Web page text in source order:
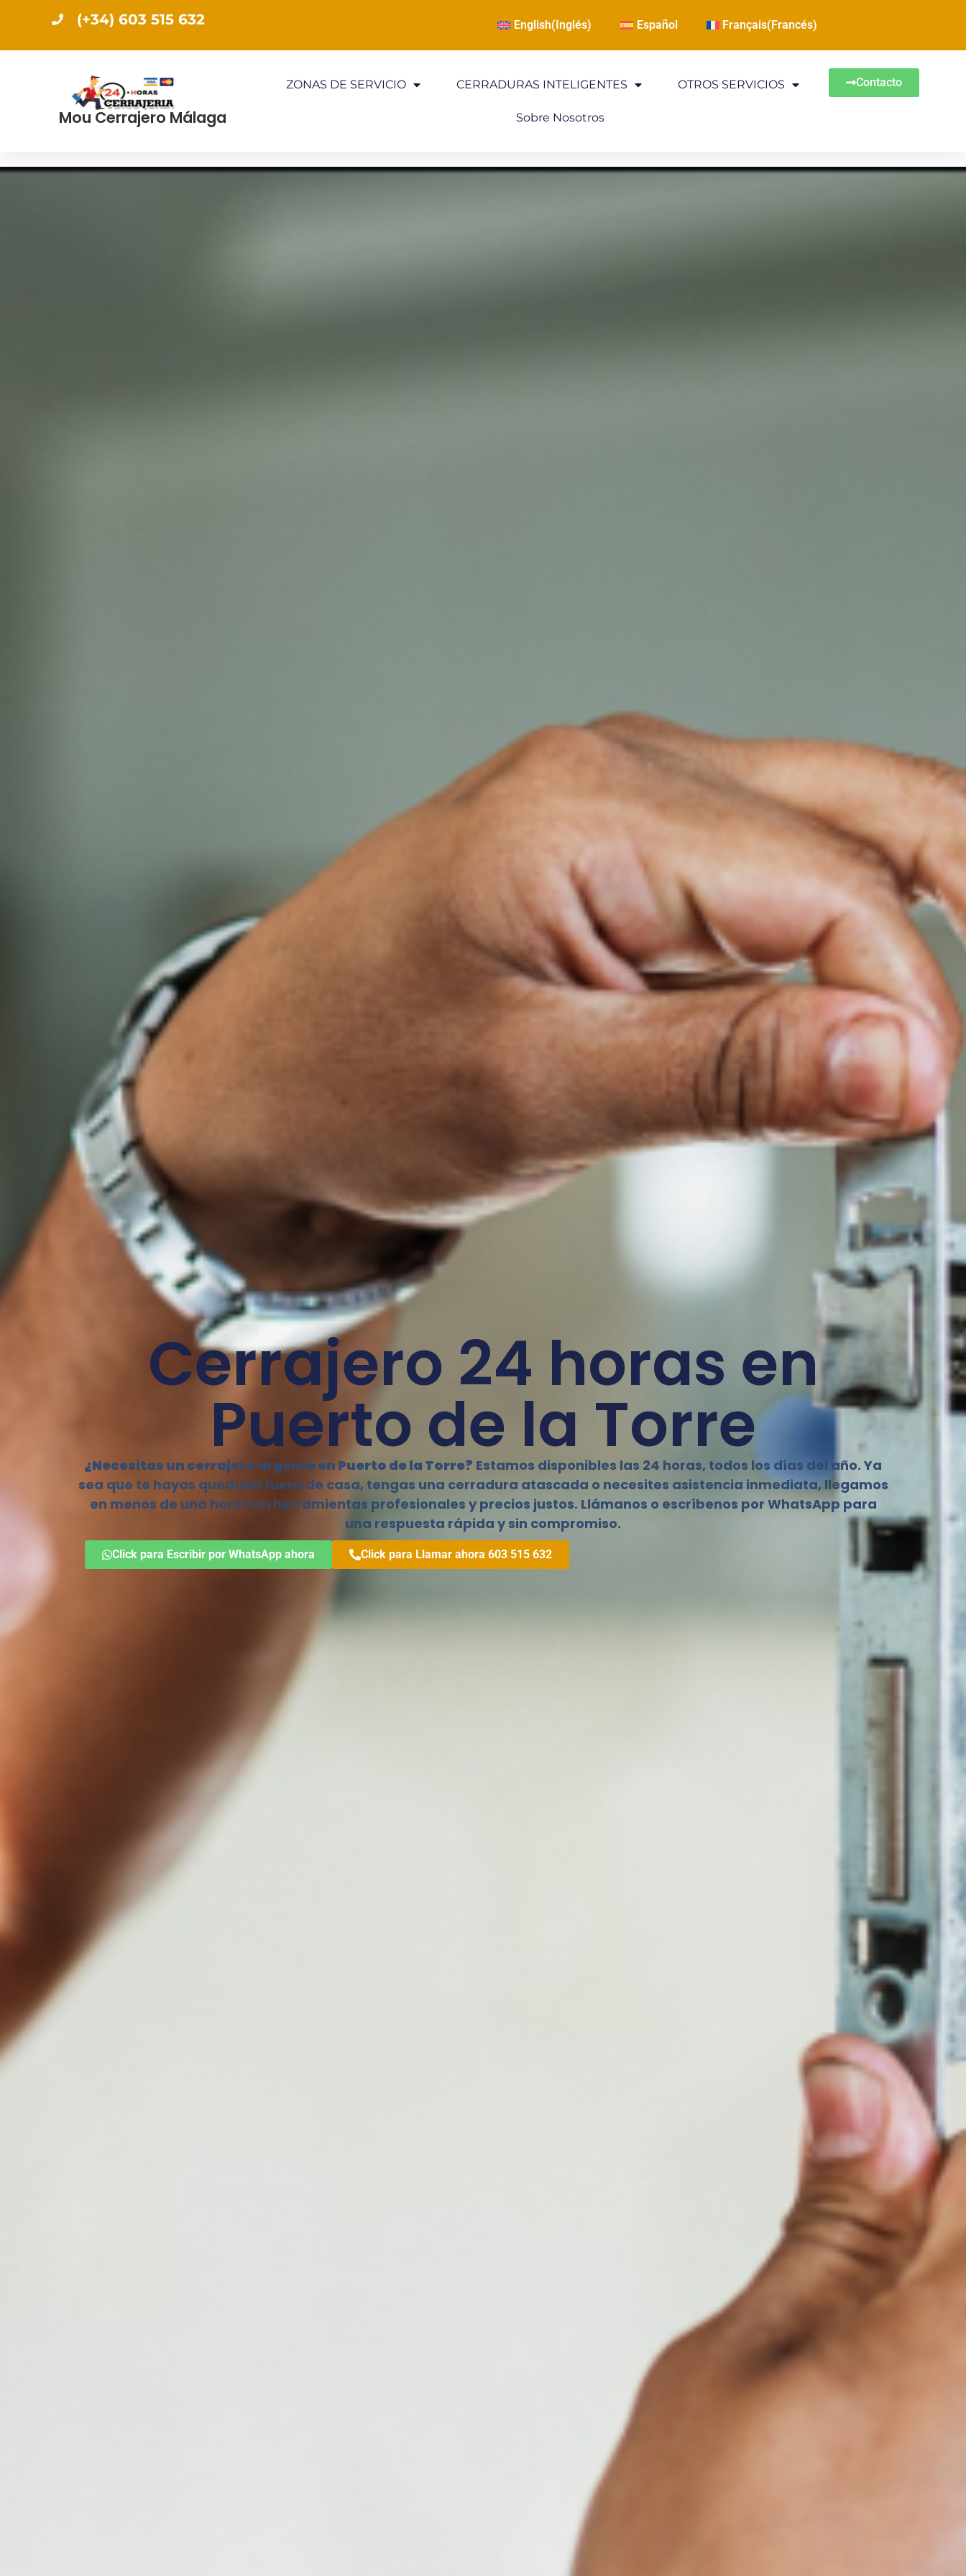
(+34) 603 515 632 English(Inglés) Español Français(Francés)
Mou Cerrajero Málaga
ZONAS DE SERVICIO CERRADURAS INTELIGENTES OTROS SERVICIOS
Sobre Nosotros
Contacto
Cerrajero 24 horas en
Puerto de la Torre
¿Necesitas un cerrajero urgente en Puerto de la Torre? Estamos disponibles las 24 horas, todos los días del año. Ya
sea que te hayas quedado fuera de casa, tengas una cerradura atascada o necesites asistencia inmediata, llegamos
en menos de una hora con herramientas profesionales y precios justos. Llámanos o escríbenos por WhatsApp para
una respuesta rápida y sin compromiso.
Click para Escribir por WhatsApp ahora Click para Llamar ahora 603 515 632